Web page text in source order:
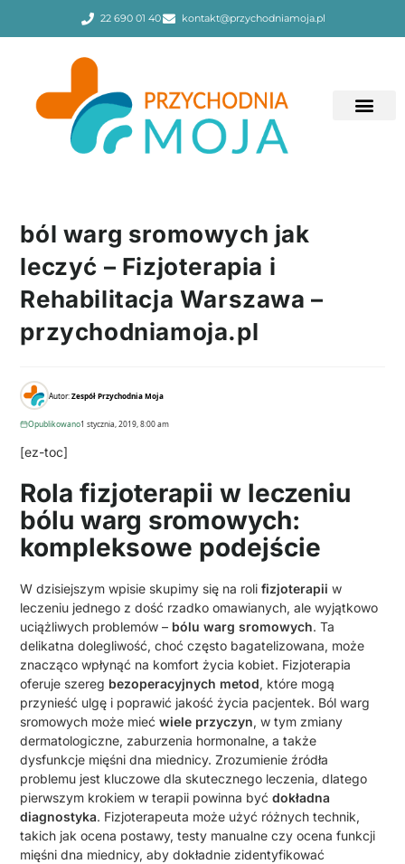
22 690 01 40 kontakt@przychodniamoja.pl
ból warg sromowych jak
leczyć – Fizjoterapia i
Rehabilitacja Warszawa –
przychodniamoja.pl
Autor:Zespół Przychodnia Moja
Opublikowano1 stycznia, 2019, 8:00 am
[ez-toc]
Rola fizjoterapii w leczeniu
bólu warg sromowych:
kompleksowe podejście
W dzisiejszym wpisie skupimy się na rolifizjoterapii w
leczeniu jednego z dość rzadko omawianych, ale wyjątkowo
uciążliwych problemów – bólu warg sromowych. Ta
delikatna dolegliwość, choć często bagatelizowana, może
znacząco wpłynąć na komfort życia kobiet. Fizjoterapia
oferuje szereg bezoperacyjnych metod, które mogą
przynieść ulgę i poprawić jakość życia pacjentek. Ból warg
sromowych może miećwiele przyczyn, w tym zmiany
dermatologiczne, zaburzenia hormonalne, a także
dysfunkcje mięśni dna miednicy. Zrozumienie źródła
problemu jest kluczowe dla skutecznego leczenia, dlatego
pierwszym krokiem w terapii powinna byćdokładna
diagnostyka. Fizjoterapeuta może użyć różnych technik,
takich jak ocena postawy, testy manualne czy ocena funkcji
mięśni dna miednicy, aby dokładnie zidentyfikować